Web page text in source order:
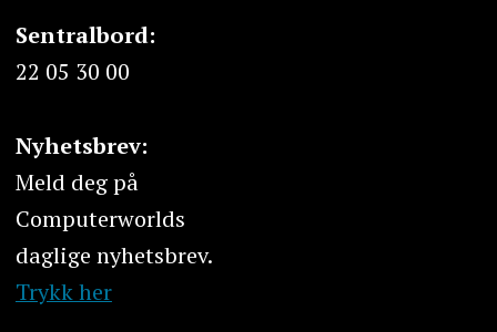
Sentralbord:
22 05 30 00
Nyhetsbrev:
Meld deg på
Computerworlds
daglige nyhetsbrev.
Trykk her